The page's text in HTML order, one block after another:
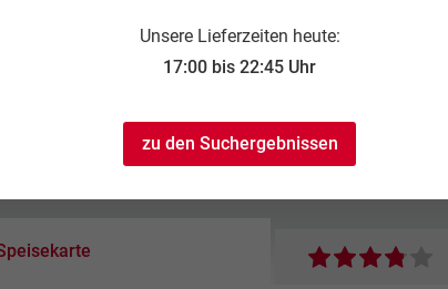
Unsere Lieferzeiten heute:
17:00 bis 22:45 Uhr
zu den Suchergebnissen
0,00 €
4,50 €
(ab 25,50 € frei)